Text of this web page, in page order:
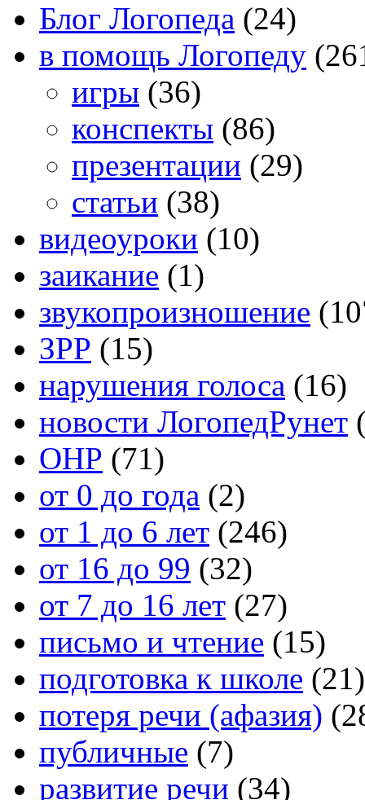
Блог Логопеда (24)
в помощь Логопеду
игры (36)
конспекты (86)
презентации (29)
статьи (38)
видеоуроки (10)
заикание (1)
звукопроизношение
ЗРР (15)
нарушения голоса (16)
новости ЛогопедРунет
ОНР (71)
от 0 до года (2)
от 1 до 6 лет (246)
от 16 до 99 (32)
от 7 до 16 лет (27)
письмо и чтение (15)
подготовка к школе (21)
потеря речи (афазия)
публичные (7)
развитие речи (34)